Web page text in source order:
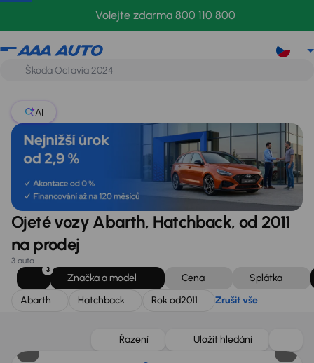
Volejte zdarma 800 110 800
Abarth
AI
Ojeté vozy Abarth, Hatchback, od 2011
na prodej
3 auta
3
Značka a model Cena
Splátka
Abarth
Hatchback Rok od2011 Zrušit vše
Řazení Uložit hledání
Zlevněno o 55 000 Kč